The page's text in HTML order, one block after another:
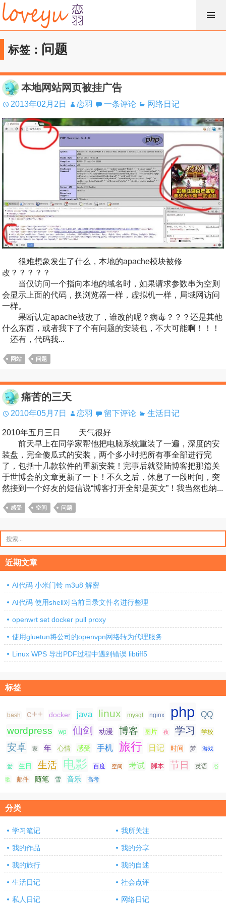
跳
过
内
容标签： 问题
本地网站网页被挂广告
2013年02月2日 恋羽 一条评论 网络日记
很难想象发生了什么，本地的apache模块被修
改？？？？？
当仅访问一个指向本地的域名时，如果请求参数串为空则
会显示上面的代码，换浏览器一样，虚拟机一样，局域网访问
一样。
果断认定apache被改了，谁改的呢？病毒？？？还是其他
什么东西，或者我下了个有问题的安装包，不大可能啊！！！
还有，代码我...
网站 问题
痛苦的三天
2010年05月7日 恋羽 留下评论 生活日记
2010年五月三日 天气很好
前天早上在同学家帮他把电脑系统重装了一遍，深度的安
装盘，完全傻瓜式的安装，两个多小时把所有事全部进行完
了，包括十几款软件的重新安装！完事后就登陆博客把那篇关
于世博会的文章更新了一下！不久之后，休息了一段时间，突
然接到一个好友的短信说“博客打开全部是英文”！我当然也纳...
感受 空间 问题
索：
近期文章
AI代码 小米门铃 m3u8 解密
AI代码 使用shell对当前目录文件名进行整理
openwrt set docker pull proxy
使用gluetun将公司的openvpn网络转为代理服务
Linux WPS 导出PDF过程中遇到错误 libtiff5
标签
bash c++ docker java linux mysql nginx php QQ
wordpress wp 仙剑 动漫 博客 图片 夜 学习 学校
安卓 家 年 心情 感受 手机 旅行 日记 时间 梦 游戏
爱 生日 生活 电影 百度 空间 考试 脚本 节日 英语 谷
歌 邮件 随笔 雪 音乐 高考
分类
学习笔记 我所关注
我的作品 我的分享
我的旅行 我的自述
生活日记 社会点评
私人日记 网络日记